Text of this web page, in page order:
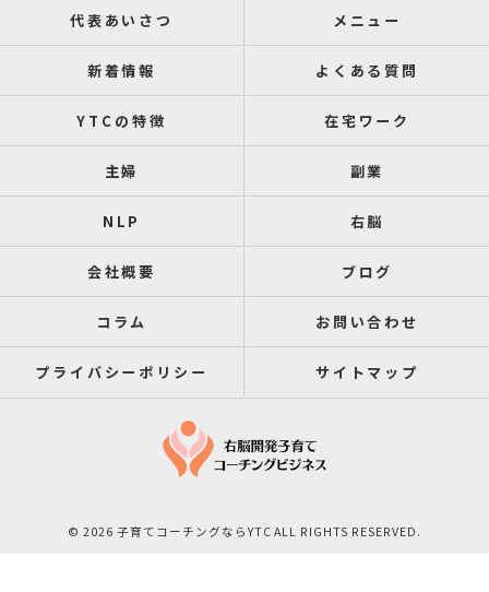
代表あいさつ メニュー
新着情報 よくある質問
YTCの特徴 在宅ワーク
主婦 副業
NLP 右脳
会社概要 ブログ
コラム お問い合わせ
プライバシーポリシー サイトマップ
© 2026 子育てコーチングならYTC ALL RIGHTS RESERVED.